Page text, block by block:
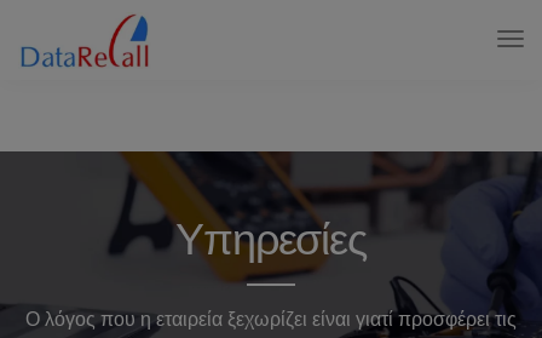
Υπηρεσίες
Ο λόγος που η εταιρεία ξεχωρίζει είναι γιατί προσφέρει τις